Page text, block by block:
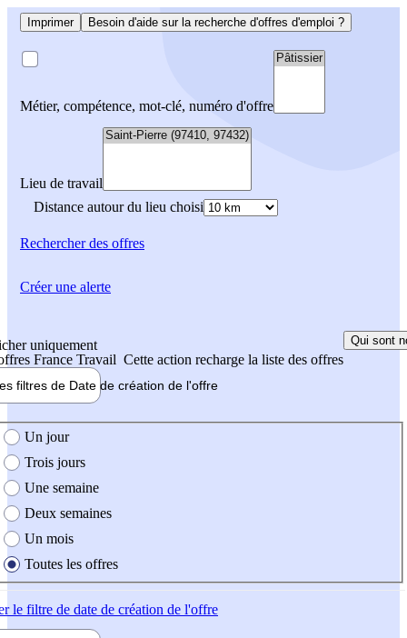
Imprimer Besoin d'aide sur la recherche d'offres d'emploi ?
Métier, compétence, mot-clé, numéro d'offre
Lieu de travail
Distance autour du lieu choisi
Rechercherdes offres
uniquement
France Travail Cette action recharge la liste des offres
Qui sont
filtres de Date de création de l'offre
création de l'offre
Un jour
Trois jours
Une semaine
Deux semaines
Un mois
Toutes les offres
le filtre de date de création de l'offre
Créer une alerte